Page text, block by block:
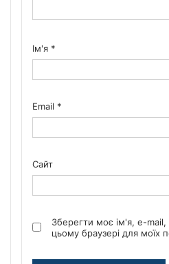
Ім'я *
Email *
Сайт
Зберегти моє ім'я, e-mail,
цьому браузері для моїх